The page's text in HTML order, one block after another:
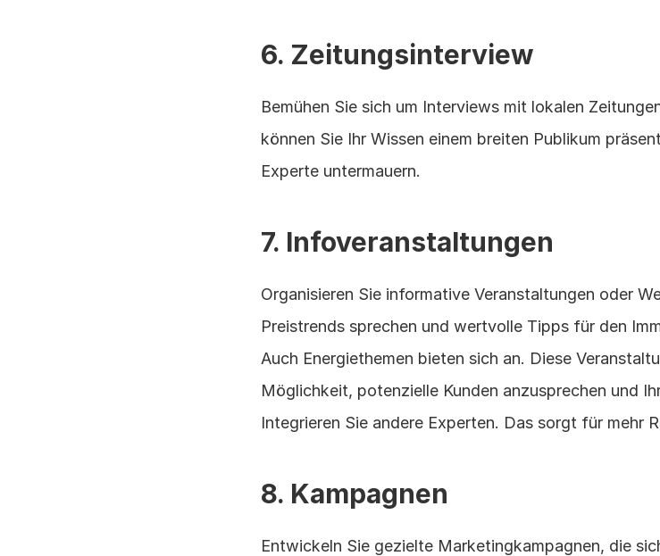
6. Zeitungsinterview
Bemühen Sie sich um Interviews mit lokalen
können Sie Ihr Wissen einem breiten Publikum
Experte untermauern.
7. Infoveranstaltungen
Organisieren Sie informative Veranstaltungen oder
Preistrends sprechen und wertvolle Tipps für den
Auch Energiethemen bieten sich an. Diese
Möglichkeit, potenzielle Kunden anzusprechen und
Integrieren Sie andere Experten. Das sorgt für mehr
8. Kampagnen
Entwickeln Sie gezielte Marketingkampagnen, die